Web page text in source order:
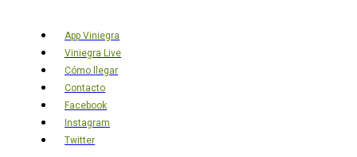
App Viniegra
Viniegra Live
Cómo llegar
Contacto
Facebook
Instagram
Twitter